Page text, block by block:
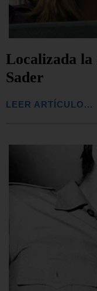
Localizada
Sader
LEER ARTÍCULO...